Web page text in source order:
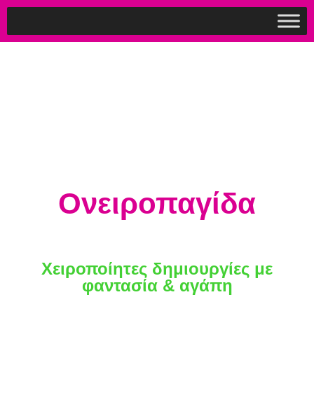
Ονειροπαγίδα
Χειροποίητες δημιουργίες με
φαντασία & αγάπη